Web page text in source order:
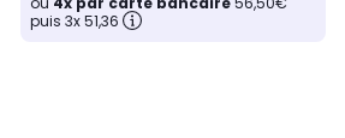
puis 3x 51,36